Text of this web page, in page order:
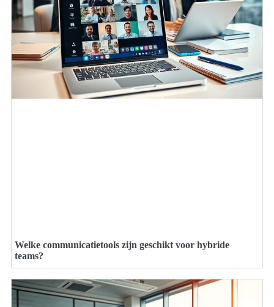
Welke communicatietools zijn geschikt voor hybride
teams?